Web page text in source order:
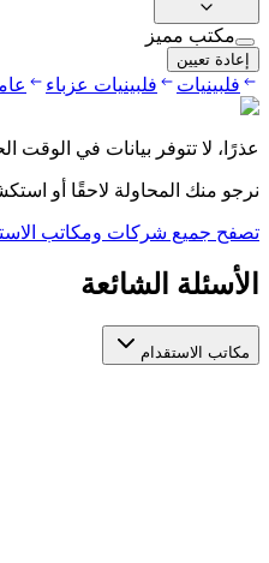
مكتب مميز
إعادة تعيين
فلبينيات فلبينيات عزباء
عذرًا، لا تتوفر بيانات في الوقت
نرجو منك المحاولة لاحقًا أو
تصفح جميع شركات ومكاتب
الأسئلة الشائعة
مكاتب الاستقدام